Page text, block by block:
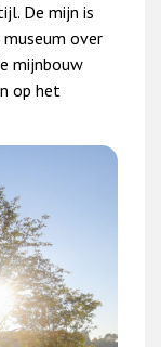
De mijn is
over
mijnbouw
op het